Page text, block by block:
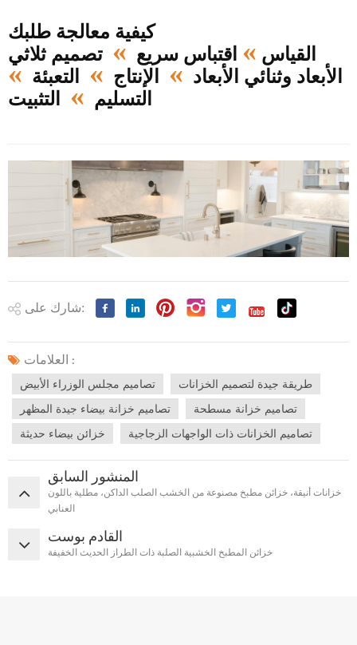
كيفية معالجة طلبك
القياس » اقتباس سريع » تصميم ثلاثي
الأبعاد وثنائي الأبعاد » الإنتاج » التعبئة »
التسليم » التثبيت
شارك على:
العلامات :
تصاميم مجلس الوزراء الأبيض
طريقة جيدة لتصميم الخزانات
تصاميم خزانة بيضاء جيدة المظهر
تصاميم خزانة مسطحة
خزائن بيضاء حديثة
تصاميم الخزانات ذات الواجهات الزجاجية
المنشور السابق
خزانات أنيقة، خزائن مطبخ مصنوعة من الخشب الصلب الداكن، مطلية باللون
العنابي
القادم بوست
خزائن المطبخ الخشبية الصلبة ذات الطراز الحديث الخفيفة